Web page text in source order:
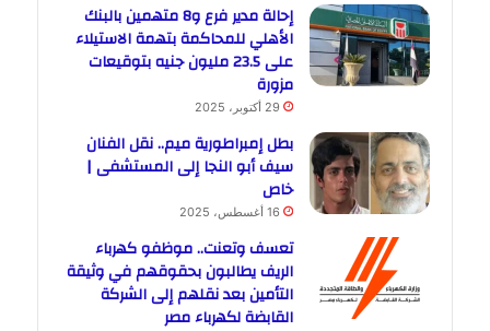
إحالة مدير فرع و8 متهمين بالبنك
الأهلي للمحاكمة بتهمة الاستيلاء
على 23.5 مليون جنيه بتوقيعات
مزورة
29 أكتوبر، 2025
بطل إمبراطورية ميم.. نقل الفنان
سيف أبو النجا إلى المستشفى |
خاص
16 أغسطس، 2025
تعسف وتعنت.. موظفو كهرباء
الريف يطالبون بحقوقهم في وثيقة
التأمين بعد نقلهم إلى الشركة
القابضة لكهرباء مصر